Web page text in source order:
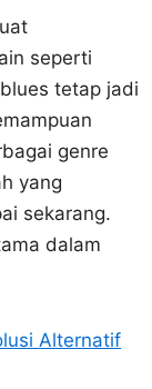
seperti
tetap jadi
genre
yang
sekarang.
dalam
Alternatif